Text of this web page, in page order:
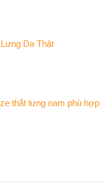
Da Thật
thắt lưng nam phù hợp